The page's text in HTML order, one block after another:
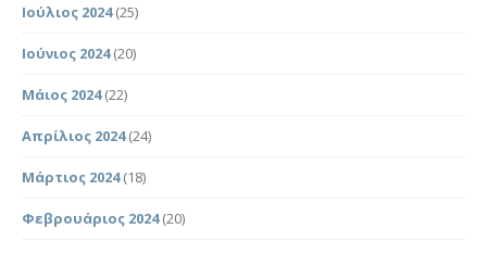
Ιούλιος 2024(25)
Ιούνιος 2024(20)
Μάιος 2024(22)
Απρίλιος 2024(24)
Μάρτιος 2024(18)
Φεβρουάριος 2024(20)